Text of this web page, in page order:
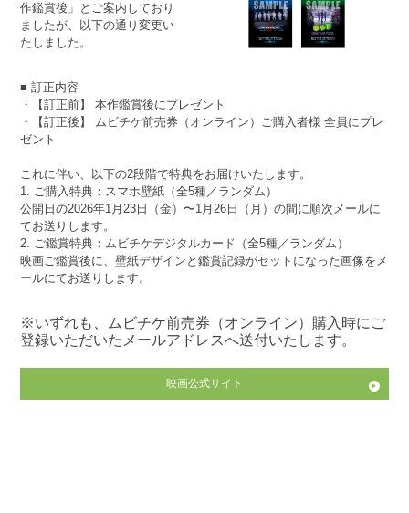
作鑑賞後」とご案内しており
ましたが、以下の通り変更い
たしました。
■ 訂正内容
・【訂正前】 本作鑑賞後にプレゼント
・【訂正後】 ムビチケ前売券（オンライン）ご購入者様 全員にプレ
ゼント
これに伴い、以下の2段階で特典をお届けいたします。
1. ご購入特典：スマホ壁紙（全5種／ランダム）
公開日の2026年1月23日（金）〜1月26日（月）の間に順次メールに
てお送りします。
2. ご鑑賞特典：ムビチケデジタルカード（全5種／ランダム）
映画ご鑑賞後に、壁紙デザインと鑑賞記録がセットになった画像をメ
ールにてお送りします。
※いずれも、ムビチケ前売券（オンライン）購入時にご
登録いただいたメールアドレスへ送付いたします。
映画公式サイト